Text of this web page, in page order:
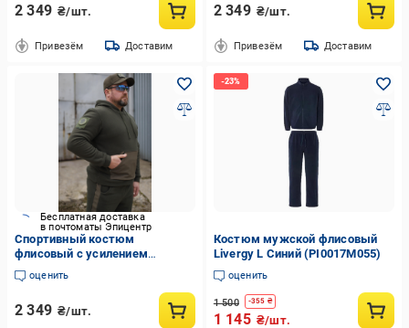
2 349 ₴/шт.
Привезём Доставим
2 349 ₴/шт.
Привезём Доставим
Бесплатная доставка
в почтоматы Эпицентр
Спортивный костюм
флисовый с усилением
софтшелл р. 56/58 Хаки
оценить
2 349 ₴/шт.
Костюм мужской флисовый
Livergy L Синий (PI0017M055)
оценить
1 500 -355 ₴
1 145 ₴/шт.